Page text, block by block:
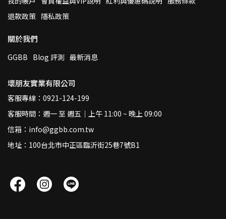
退款政策 隱私政策
關於我們
GGBB Blog 評測 最新消息
壞朋友實業有限公司
客服專線：0921-124-199
客服時間：週一 至 週五｜上午 11:00 ~ 晚上 09:00
信箱：info@ggbb.com.tw
地址：100台北市中正區臨沂街25巷7號B1